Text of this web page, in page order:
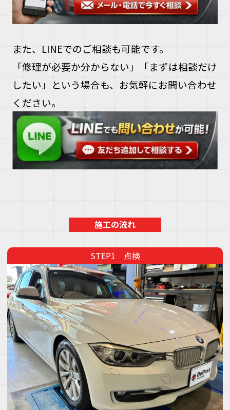
また、LINEでのご相談も可能です。
「修理が必要か分からない」「まずは相談だけ
したい」という場合も、お気軽にお問い合わせ
ください。
施工の流れ
点検